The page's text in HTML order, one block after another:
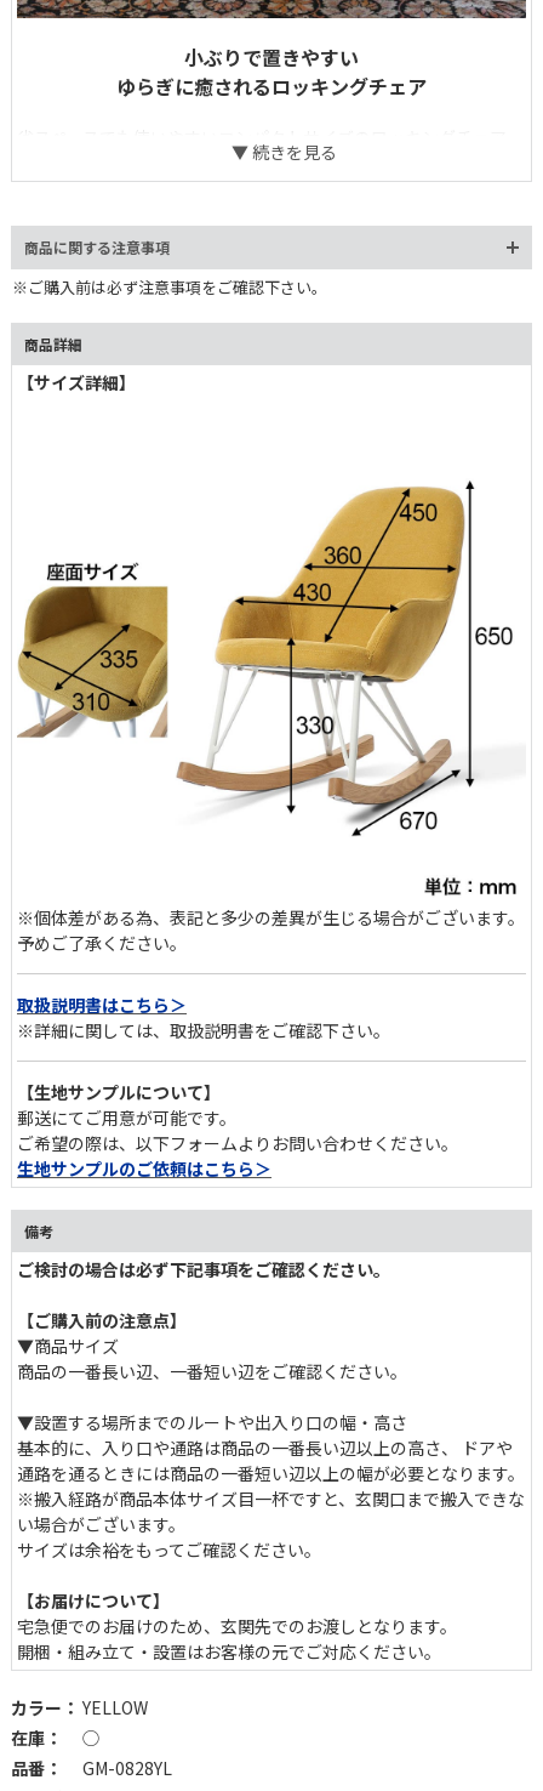
小ぶりで置きやすい
ゆらぎに癒されるロッキングチェア
省スペースでも使いやすいコンパクトサイズのロッキングチェア。
小ぶりなサイズ感ながら、愛嬌のあるフォルムと豊富なカラーリン
グが目を引きます。重心移動に合わせたやわらかなスイングが、読
コロンとした丸みのあるシルエットで、どの角度から見てもやさし
い印象です。リビングや寝室、ワークスペースの片隅に置くだけ
で、インテリアのアクセントに。
温かみのある布張りと木製の脚
ポリエステル100%の布張りシートは、肌触りがよく丈夫で、一年
を通して快適にお使いいただけます。天然木の脚がやわらかな印象
を添え、住空間に自然と馴染みます。
商品に関する注意事項
※ご購入前は必ず注意事項をご確認下さい。
商品詳細
【サイズ詳細】
※個体差がある為、表記と多少の差異が生じる場合がございます。
予めご了承ください。
取扱説明書はこちら＞
※詳細に関しては、取扱説明書をご確認下さい。
【生地サンプルについて】
郵送にてご用意が可能です。
ご希望の際は、以下フォームよりお問い合わせください。
生地サンプルのご依頼はこちら＞
備考
ご検討の場合は必ず下記事項をご確認ください。
【ご購入前の注意点】
▼商品サイズ
商品の一番長い辺、一番短い辺をご確認ください。
▼設置する場所までのルートや出入り口の幅・高さ
基本的に、入り口や通路は商品の一番長い辺以上の高さ、 ドア
通路を通るときには商品の一番短い辺以上の幅が必要となります。
※搬入経路が商品本体サイズ目一杯ですと、玄関口まで搬入できな
い場合がございます。
サイズは余裕をもってご確認ください。
【お届けについて】
宅急便でのお届けのため、玄関先でのお渡しとなります。
開梱・組み立て・設置はお客様の元でご対応ください。
カラー： YELLOW
在庫：
◯
品番：
GM-0828YL